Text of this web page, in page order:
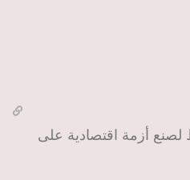
أزمة اقتصادية على